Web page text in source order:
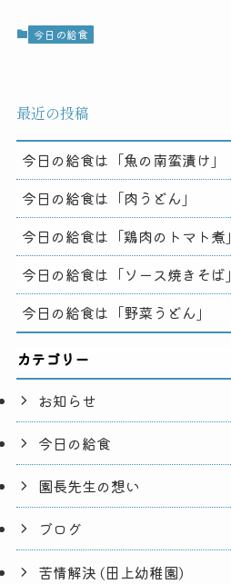
今日の給食
最近の投稿
今日の給食は「魚の南蛮漬け」
今日の給食は「肉うどん」
今日の給食は「鶏肉のトマト煮」
今日の給食は「ソース焼きそば」
今日の給食は「野菜うどん」
カテゴリー
お知らせ
今日の給食
園長先生の想い
ブログ
苦情解決 (田上幼稚園)